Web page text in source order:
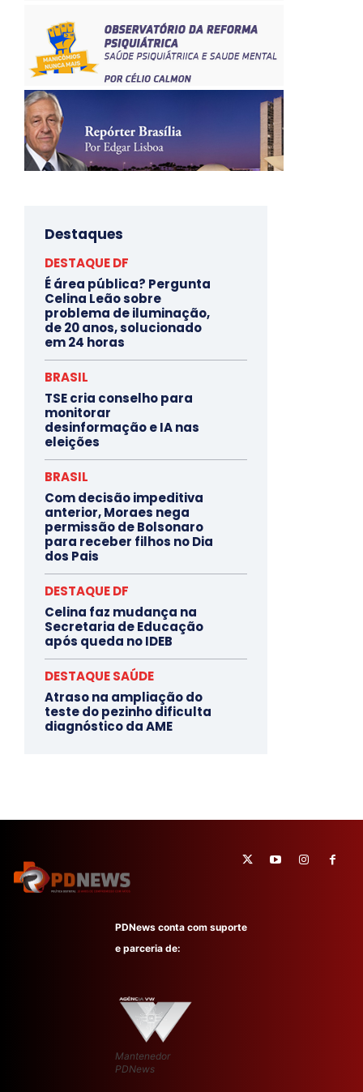
Destaques
DESTAQUE DF
É área pública? Pergunta
Celina Leão sobre
problema de iluminação,
de 20 anos, solucionado
em 24 horas
BRASIL
TSE cria conselho para
monitorar
desinformação e IA nas
eleições
BRASIL
Com decisão impeditiva
anterior, Moraes nega
permissão de Bolsonaro
para receber filhos no Dia
dos Pais
DESTAQUE DF
Celina faz mudança na
Secretaria de Educação
após queda no IDEB
DESTAQUE SAÚDE
Atraso na ampliação do
teste do pezinho dificulta
diagnóstico da AME
PDNews conta com suporte
e parceria de:
Mantenedor
PDNews